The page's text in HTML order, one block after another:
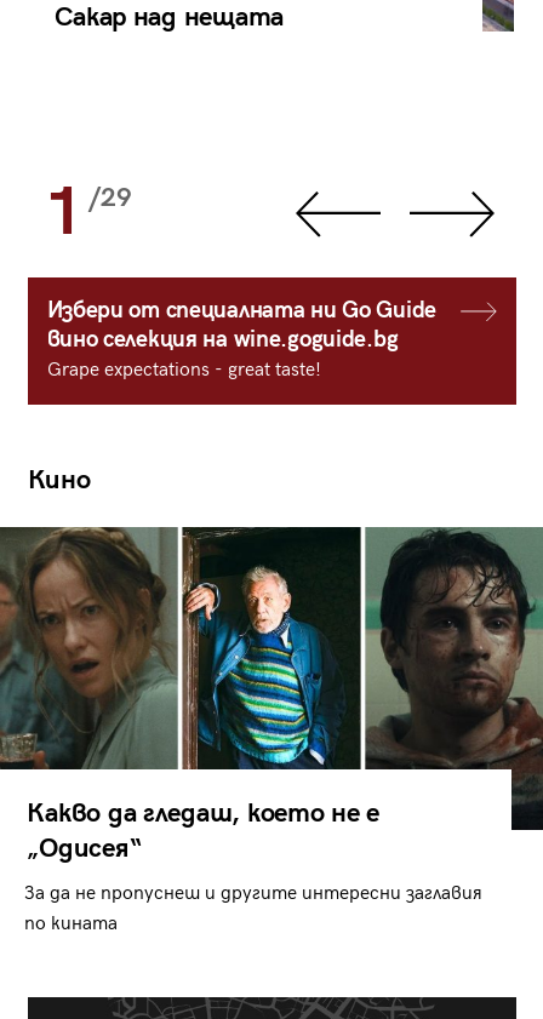
Сакар над нещата
1 /29
Избери от специалната ни Go Guide
вино селекция на wine.goguide.bg
Grape expectations - great taste!
Кино
Какво да гледаш, което не е
„Одисея“
За да не пропуснеш и другите интересни заглавия
по кината